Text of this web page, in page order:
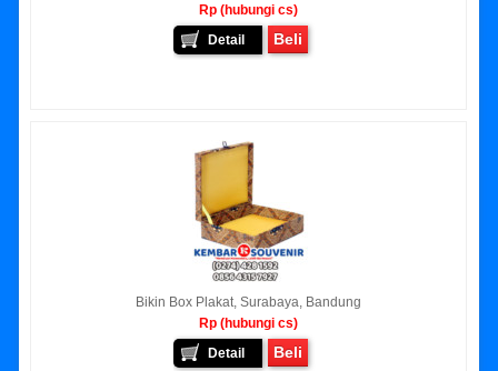
Rp (hubungi cs)
Detail
Beli
Bikin Box Plakat, Surabaya, Bandung
Rp (hubungi cs)
Detail
Beli